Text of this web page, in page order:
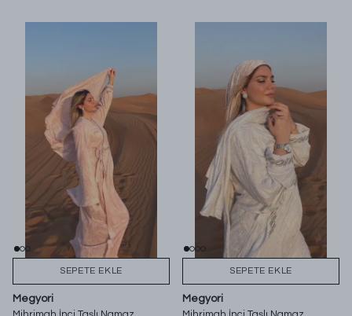
SEPETE EKLE
Megyori
SEPETE EKLE
Megyori